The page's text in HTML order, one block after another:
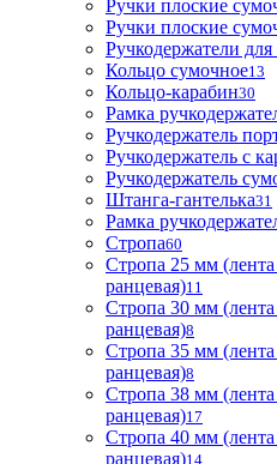
Ручки плоские
Ручки плоские
Ручкодержатели
Кольцо сумочное13
Кольцо-карабин30
Рамка
Ручкодержатель
Ручкодержатель с
Ручкодержатель
Штанга-гантелька31
Рамка
Стропа60
Стропа 25 мм
ранцевая)11
Стропа 30 мм
ранцевая)8
Стропа 35 мм
ранцевая)8
Стропа 38 мм
ранцевая)17
Стропа 40 мм
ранцевая)14